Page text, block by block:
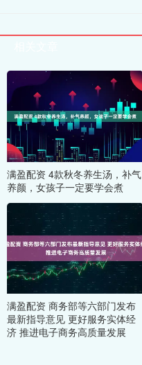
满盈配资 4款秋冬养生汤，补气
养颜，女孩子一定要学会煮
满盈配资 商务部等六部门发布
最新指导意见 更好服务实体经
济 推进电子商务高质量发展